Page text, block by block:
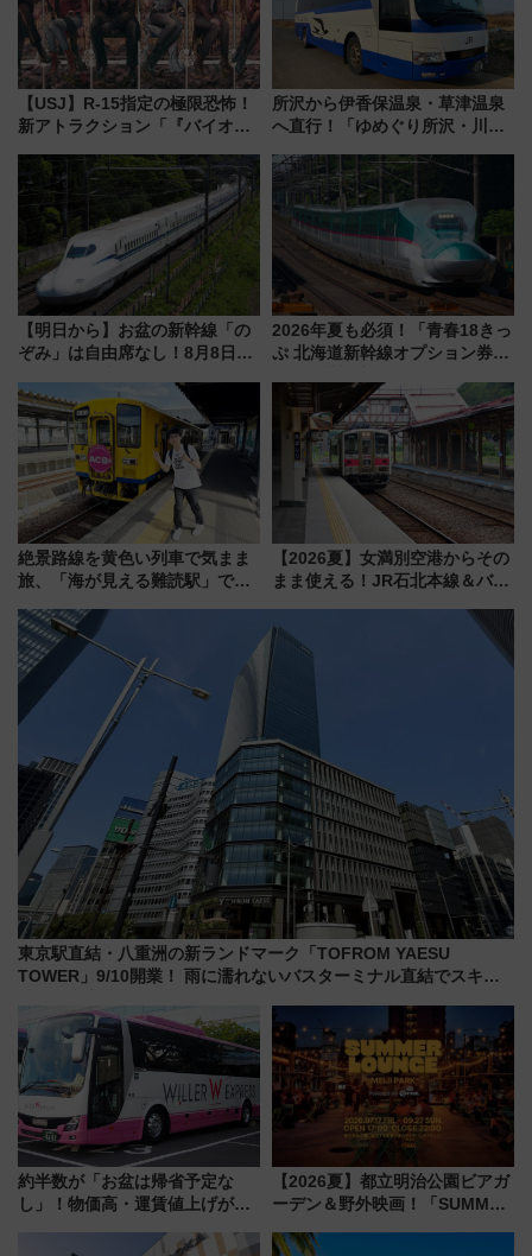
【USJ】R-15指定の極限恐怖！
新アトラクション「『バイオハ
ブ」今秋登場 ―予測不能の恐
怖に泣き叫べ―
所沢から伊香保温泉・草津温泉
へ直行！「ゆめぐり所沢・川越
軽に 運行ダイヤ・運賃を解説
【明日から】お盆の新幹線「の
ぞみ」は自由席なし！8月8日午
せば空きが見つかることも 混
雑避ける「空席」探しのコツ
2026年夏も必須！「青春18きっ
ぷ 北海道新幹線オプション券」
絶景路線を黄色い列車で気まま
旅、「海が見える難読駅」で幸
「新・鉄道ひとり旅」279回目
の舞台は「島原鉄道」
【2026夏】女満別空港からその
まま使える！JR石北本線＆バス
ーパス」でおトクに道東観光
（8/3発売）
東京駅直結・八重洲の新ランドマーク「TOFROM YAESU
TOWER」9/10開業！ 雨に濡れないバスターミナル直結でスキマ
約半数が「お盆は帰省予定な
し」！物価高・運賃値上げが財
りたいけど……【WILLER お盆
【2026夏】都立明治公園ビアガ
ーデン＆野外映画！「SUMMER
ケジュール 夜風とビール、映画